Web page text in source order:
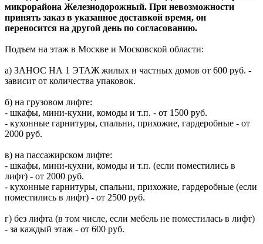
микрорайона Железнодорожный. При невозможности
принять заказ в указанное доставкой время, он
переносится на другой день по согласованию.
Подъем на этаж в Москве и Московской области:
а) ЗАНОС НА 1 ЭТАЖ жилых и частных домов от 600 руб. -
зависит от количества упаковок.
б) на грузовом лифте:
- шкафы, мини-кухни, комоды и т.п. - от 1500 руб.
- кухонные гарнитуры, спальни, прихожие, гардеробные - от
2000 руб.
в) на пассажирском лифте:
- шкафы, мини-кухни, комоды и т.п. (если поместились в
лифт) - от 2000 руб.
- кухонные гарнитуры, спальни, прихожие, гардеробные (если
поместились в лифт) - от 2500 руб.
г) без лифта (в том числе, если мебель не поместилась в лифт)
- за каждый этаж - от 600 руб.